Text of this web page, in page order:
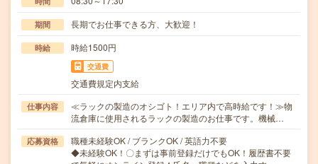
期間 長期でお仕事できる方、大歓迎！
時給 時給1500円
交通費
交通費規定内支給
仕事内容
≪ラックの製造のオシゴト！エリア内で高時給です！≫物
流倉庫に使用されるラックの製造のお仕事です。機械…
応募資格
職種未経験OK / ブランクOK / 英語力不要
◆未経験OK！〇まずは事前登録だけでもOK！履歴書不要